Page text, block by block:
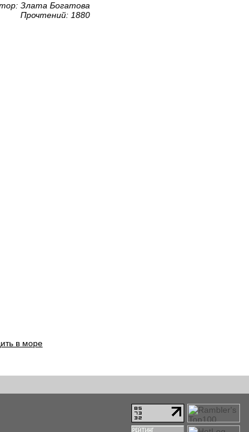
Злата Богатова
Прочтений: 1880
в море